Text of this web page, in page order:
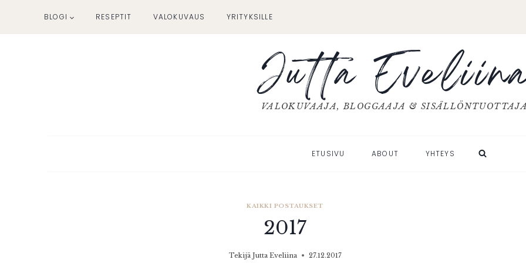
BLOGI RESEPTIT VALOKUVAUS YRITYKSILLE
Jutta
VALOKUVAAJA, BLOGGAAJA &
ETUSIVU ABOUT YHTEYS
KAIKKI POSTAUKSET
2017
Tekijä Jutta Eveliina 27.12.2017